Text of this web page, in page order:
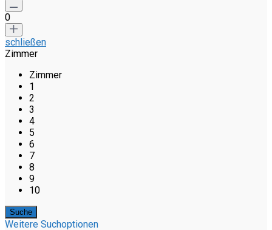
0
schließen
Zimmer
Zimmer
1
2
3
4
5
6
7
8
9
10
Weitere Suchoptionen